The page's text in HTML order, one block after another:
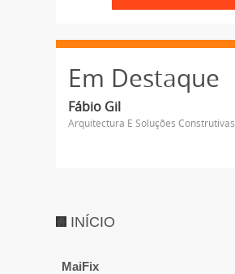
Em Destaque
Fábio Gil
Arquitectura E Soluções Construtivas
INÍCIO
MaiFix